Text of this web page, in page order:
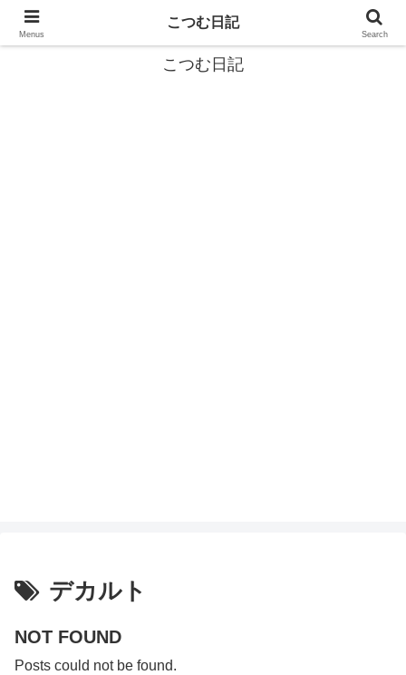
カタツムリから学ぶスローライフ🎓『こつむ日記』🐌
こつむ日記
デカルト
NOT FOUND
Posts could not be found.
Menus
こつむ日記
Search